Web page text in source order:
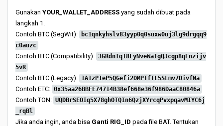
Gunakan YOUR_WALLET_ADDRESS yang sudah dibuat pada
langkah 1.
Contoh BTC (SegWit):
bc1qnkyhslv83yyp0q0suxw0uj3lg9drgqq9
c0auzc
Contoh BTC (Compatibility): 3GRdnTq18LyNveWa1gQJcgp8qEnzijv
5vR
Contoh BTC (Legacy): 1A1zP1eP5QGefi2DMPTfTL5SLmv7DivfNa
Contoh ETC: 0x35aa26BBFE74714B38ef668e36f986DaaC80846a
Contoh TON: UQDBrSEOIq5X78ghOTQIn6QzjXYrcqPvxpqavMIYC6j
_rqBl
Jika anda ingin, anda bisa Ganti RIG_ID pada file BAT. Tentukan